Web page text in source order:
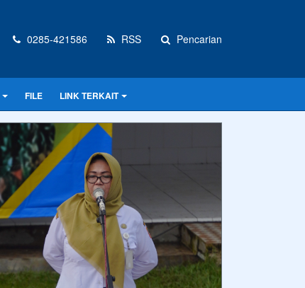
0285-421586 RSS Pencarian
FILE LINK TERKAIT